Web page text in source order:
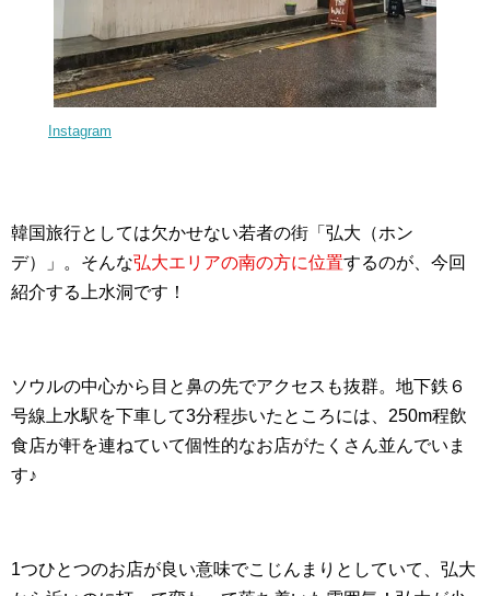
Instagram
韓国旅行としては欠かせない若者の街「弘大（ホン
デ）」。そんな弘大エリアの南の方に位置するのが、今回
紹介する上水洞です！
ソウルの中心から目と鼻の先でアクセスも抜群。地下鉄６
号線上水駅を下車して3分程歩いたところには、250m程飲
食店が軒を連ねていて個性的なお店がたくさん並んでいま
す♪
1つひとつのお店が良い意味でこじんまりとしていて、弘大